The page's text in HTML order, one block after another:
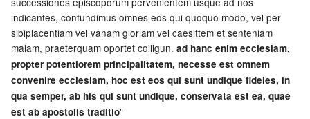
indicantes, confundimus omnes eos qui quoquo modo, vel per
sibiplacentiam vel vanam gloriam vel caesittem et senteniam
malam, praeterquam oportet colligun. ad hanc enim ecclesiam,
propter potentiorem principalitatem, necesse est omnem
convenire ecclesiam, hoc est eos qui sunt undique fideles, in
qua semper, ab his qui sunt undique, conservata est ea, quae
est ab apostolis traditio"